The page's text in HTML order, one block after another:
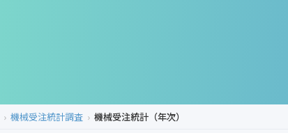
機械受注統計調査 機械受注統計（年次）